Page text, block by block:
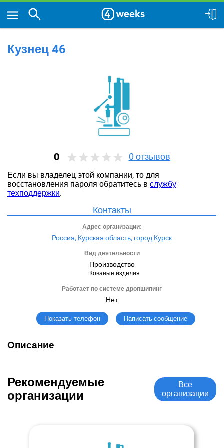
Кузнец 46
0 0 отзывов
Если вы владелец этой компании, то для
восстановления пароля обратитесь в службу
техподдержки.
Контакты
Адрес организации:
Россия, Курская область, город Курск
Вид деятельности
Производство
Кованые изделия
Работает по системе дропшипинг
Нет
Показать телефон Написать сообщение
Описание
Рекомендуемые
организации
Все
организации